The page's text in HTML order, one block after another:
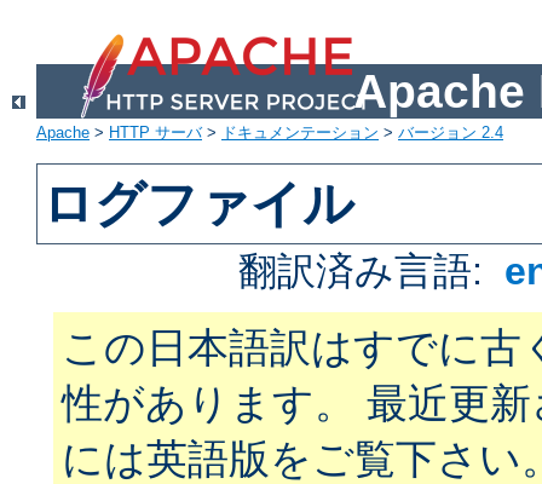
Apache
Apache > HTTP サーバ> ドキュメンテーション > バージョン 2.4
ログファイル
翻訳済み言語:
この日本語訳はすでに古
性があります。 最近更
には英語版をご覧下さい